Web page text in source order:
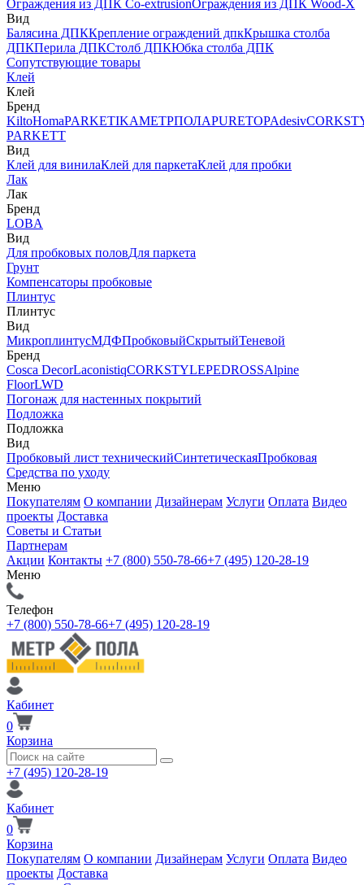
Ограждения из ДПК Co-extrusionОграждения из ДПК Wood-X
Вид
Балясина ДПККрепление ограждений дпкКрышка столба
ДПКПерила ДПКСтолб ДПКЮбка столба ДПК
Сопутствующие товары
Клей
Клей
Бренд
KiltoHomaPARKETIKAМЕТРПОЛАPURETOPAdesiv
PARKETT
Вид
Клей для винилаКлей для паркетаКлей для пробки
Лак
Лак
Бренд
LOBA
Вид
Для пробковых половДля паркета
Грунт
Компенсаторы пробковые
Плинтус
Плинтус
Вид
МикроплинтусМДФПробковыйСкрытыйТеневой
Бренд
Cosca DecorLaconistiqCORKSTYLEPEDROSSAlpine
FloorLWD
Погонаж для настенных покрытий
Подложка
Подложка
Вид
Пробковый лист техническийСинтетическаяПробковая
Средства по уходу
Меню
Покупателям О компании Дизайнерам Услуги Оплата Видео
проекты Доставка
Советы и Статьи
Партнерам
Акции Контакты +7 (800) 550-78-66+7 (495) 120-28-19
Меню
Телефон
+7 (800) 550-78-66+7 (495) 120-28-19
Кабинет
0
Корзина
+7 (495) 120-28-19
Кабинет
0
Корзина
Покупателям О компании Дизайнерам Услуги Оплата Видео
проекты Доставка